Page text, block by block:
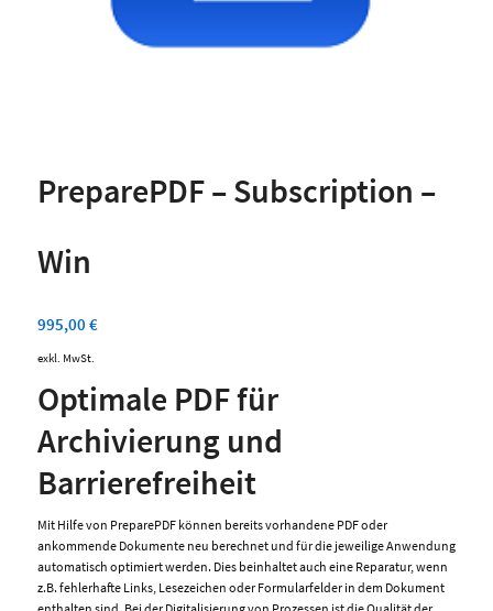
PreparePDF – Subscription –
Win
995,00 €
exkl. MwSt.
Optimale PDF für
Archivierung und
Barrierefreiheit
Mit Hilfe von PreparePDF können bereits vorhandene PDF oder
ankommende Dokumente neu berechnet und für die jeweilige Anwendung
automatisch optimiert werden. Dies beinhaltet auch eine Reparatur, wenn
z.B. fehlerhafte Links, Lesezeichen oder Formularfelder in dem Dokument